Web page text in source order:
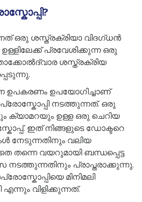
ഒരു ശസ്ത്രക്രിയാ വിദഗ്ധൻ
പ്രവേശിക്കുന്ന ഒരു
ശസ്ത്രക്രിയ
ഉപകരണം ഉപയോഗിച്ചാണ്
നടത്തുന്നത്. ഒരു
ക്യാമറയും ഉള്ള ഒരു ചെറിയ
ഇത് നിങ്ങളുടെ ഡോക്ടറെ
നേടുന്നതിനും വലിയ
തന്നെ വയറുമായി ബന്ധപ്പെട്ട
നടത്തുന്നതിനും പ്രാപ്തരാക്കുന്നു.
മിനിമലി
വിളിക്കുന്നത്.